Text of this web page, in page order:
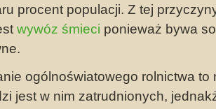
procent populacji. Z tej
wywóz śmieci ponieważ bywa
ogólnoświatowego rolnictwa to
jest w nim zatrudnionych,